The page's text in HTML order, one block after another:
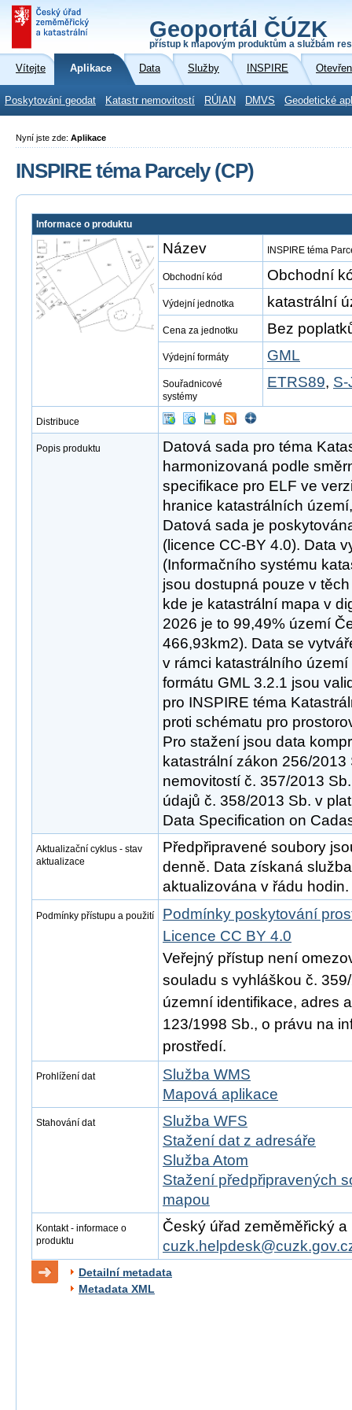
Geoportál ČÚZK
přístup k mapovým produktům a službám
Vítejte Aplikace Data Služby INSPIRE
Poskytování geodat Katastr nemovitostí RÚIAN DMVS Geodetické
Nyní jste zde: Aplikace
INSPIRE téma Parcely (CP)
Informace o produktu
Název INSPIRE téma
Obchodní kód Obchodní
Výdejní jednotka katastrální
Cena za jednotku Bez
Výdejní formáty GML
Souřadnicové
systémy
ETRS89, S-
Distribuce
Popis produktu
Datová sada pro téma
harmonizovaná podle
specifikace pro ELF ve
hranice katastrálních
Datová sada je
(licence CC-BY 4.0). Data
(Informačního systému
jsou dostupná pouze v
kde je katastrální mapa v
2026 je to 99,49% území
466,93km2). Data se
v rámci katastrálního
formátu GML 3.2.1 jsou
pro INSPIRE téma
proti schématu pro
Pro stažení jsou data
katastrální zákon 256/
nemovitostí č. 357/2013
údajů č. 358/2013 Sb. v
Data Specification on
Aktualizační cyklus - stav
aktualizace
Předpřipravené soubory
denně. Data získaná
aktualizována v řádu hodin.
Podmínky přístupu a použití
Podmínky poskytování
Licence CC BY 4.0
Veřejný přístup není
souladu s vyhláškou č.
územní identifikace, adres
123/1998 Sb., o právu na
prostředí.
Prohlížení dat
Služba WMS
Mapová aplikace
Stahování dat
Služba WFS
Stažení dat z adresáře
Služba Atom
Stažení předpřipravených
mapou
Kontakt - informace o
produktu
Český úřad zeměměřický
Detailní metadata
Metadata XML